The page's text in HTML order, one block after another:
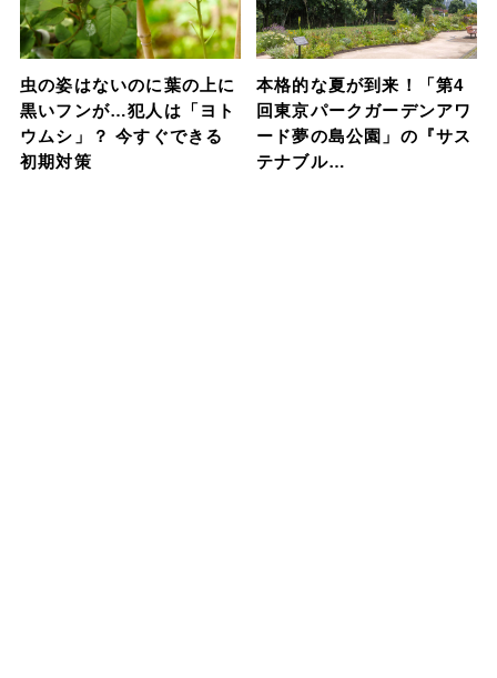
虫の姿はないのに葉の上に
黒いフンが…犯人は「ヨト
ウムシ」？ 今すぐできる
初期対策
本格的な夏が到来！「第4
回東京パークガーデンアワ
ード夢の島公園」の『サス
テナブル…